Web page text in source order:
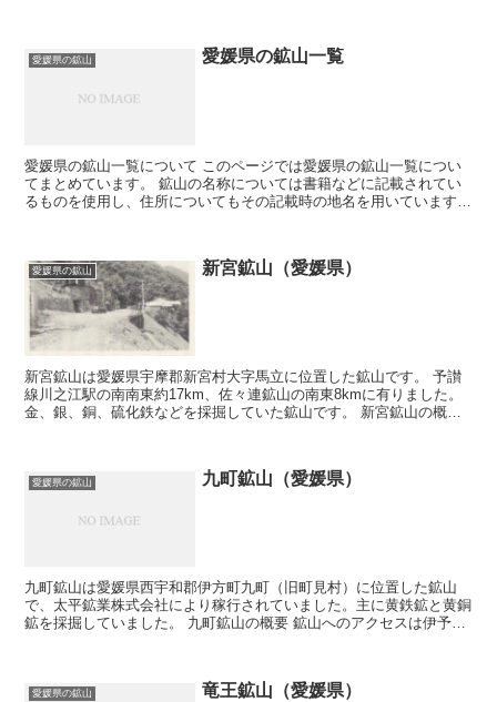
愛媛県の鉱山 愛媛県の鉱山一覧
愛媛県の鉱山一覧について このページでは愛媛県の鉱山一覧につい
てまとめています。 鉱山の名称については書籍などに記載されてい
るものを使用し、住所についてもその記載時の地名を用いています。
愛媛県の鉱山 新宮鉱山（愛媛県）
新宮鉱山は愛媛県宇摩郡新宮村大字馬立に位置した鉱山です。 予讃
線川之江駅の南南東約17km、佐々連鉱山の南東8kmに有りました。
金、銀、銅、硫化鉄などを採掘していた鉱山です。 新宮鉱山の概要
愛媛県の鉱山 九町鉱山（愛媛県）
九町鉱山は愛媛県西宇和郡伊方町九町（旧町見村）に位置した鉱山
で、太平鉱業株式会社により稼行されていました。主に黄鉄鉱と黄銅
鉱を採掘していました。 九町鉱山の概要 鉱山へのアクセスは伊予本
愛媛県の鉱山 竜王鉱山（愛媛県）